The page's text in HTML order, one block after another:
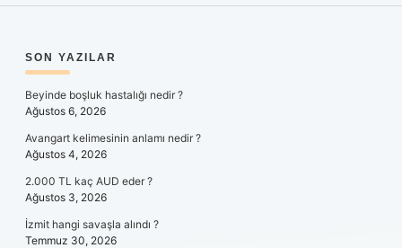
SIDEBAR
SON YAZILAR
Beyinde boşluk hastalığı nedir ?
Ağustos 6, 2026
Avangart kelimesinin anlamı nedir ?
Ağustos 4, 2026
2.000 TL kaç AUD eder ?
Ağustos 3, 2026
İzmit hangi savaşla alındı ?
Temmuz 30, 2026